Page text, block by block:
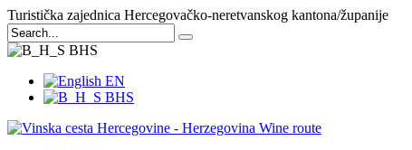
Turistička zajednica Hercegovačko-neretvanskog kantona/županije
BHS
EN
BHS